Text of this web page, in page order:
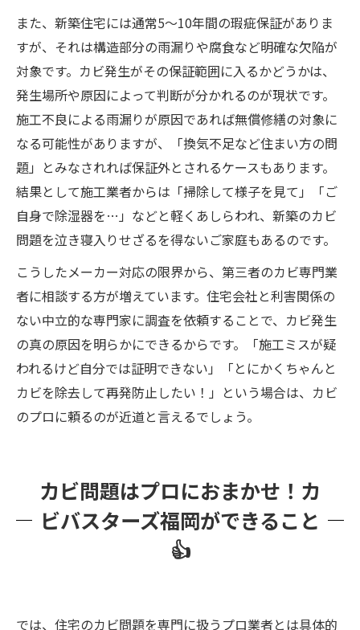
また、新築住宅には通常5～10年間の瑕疵保証がありま
すが、それは構造部分の雨漏りや腐食など明確な欠陥が
対象です。カビ発生がその保証範囲に入るかどうかは、
発生場所や原因によって判断が分かれるのが現状です。
施工不良による雨漏りが原因であれば無償修繕の対象に
なる可能性がありますが、「換気不足など住まい方の問
題」とみなされれば保証外とされるケースもあります。
結果として施工業者からは「掃除して様子を見て」「ご
自身で除湿器を…」などと軽くあしらわれ、新築のカビ
問題を泣き寝入りせざるを得ないご家庭もあるのです。
こうしたメーカー対応の限界から、第三者のカビ専門業
者に相談する方が増えています。住宅会社と利害関係の
ない中立的な専門家に調査を依頼することで、カビ発生
の真の原因を明らかにできるからです。「施工ミスが疑
われるけど自分では証明できない」「とにかくちゃんと
カビを除去して再発防止したい！」という場合は、カビ
のプロに頼るのが近道と言えるでしょう。
カビ問題はプロにおまかせ！カ
ビバスターズ福岡ができること
👍
では、住宅のカビ問題を専門に扱うプロ業者とは具体的